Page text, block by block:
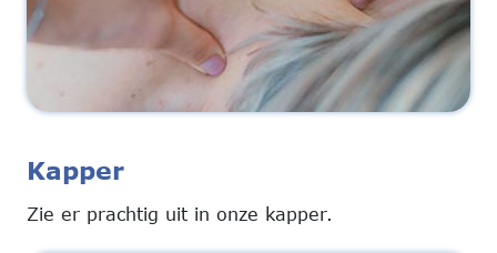
Kapper
Zie er prachtig uit in onze kapper.